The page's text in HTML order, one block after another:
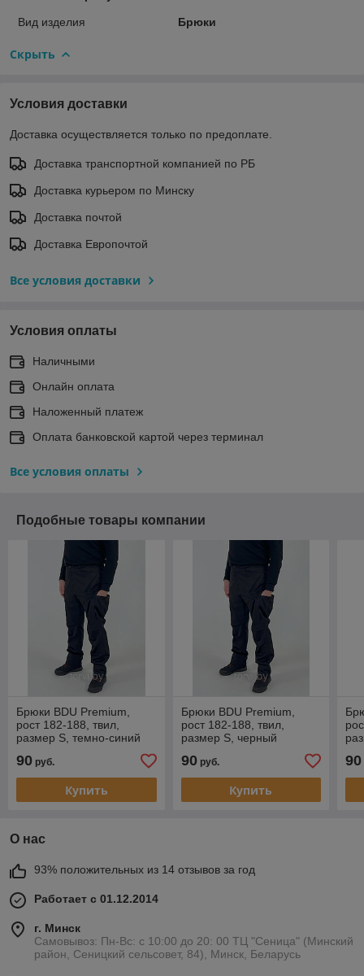
Вид изделия Брюки
Скрыть
Условия доставки
Доставка осуществляется только по предоплате.
Доставка транспортной компанией по РБ
Доставка курьером по Минску
Доставка почтой
Доставка Европочтой
Все условия доставки
Условия оплаты
Наличными
Онлайн оплата
Наложенный платеж
Оплата банковской картой через терминал
Все условия оплаты
Подобные товары компании
Брюки BDU Premium,
рост 182-188, твил,
размер S, темно-синий
90 руб.
Купить
Брюки BDU Premium,
рост 182-188, твил,
размер S, черный
90руб.
Купить
90
О нас
93% положительных из 14 отзывов за год
Работает с 01.12.2014
г. Минск
Самовывоз: Пн-Вс: с 10:00 до 20: 00 ТЦ "Сеница" (Минский
район, Сеницкий сельсовет, 84), Минск, Беларусь